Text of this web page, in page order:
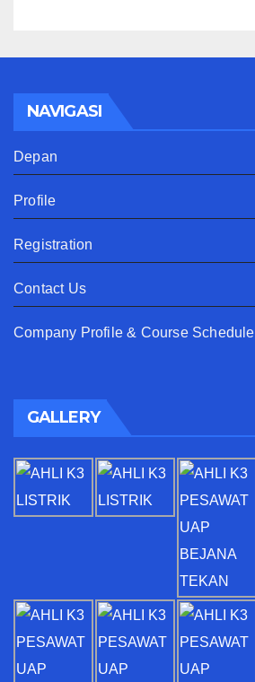
NAVIGASI
Depan
Profile
Registration
Contact Us
Company Profile & Course Schedule
GALLERY